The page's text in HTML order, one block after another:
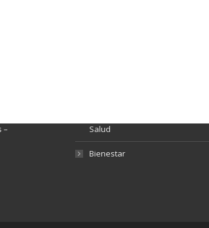
–
Salud
Bienestar